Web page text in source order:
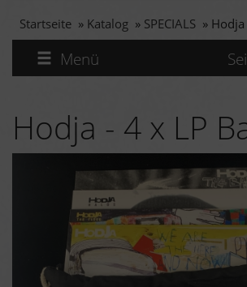
Startseite » Katalog » SPECIALS » Hodja
Menü
Hodja - 4 x LP